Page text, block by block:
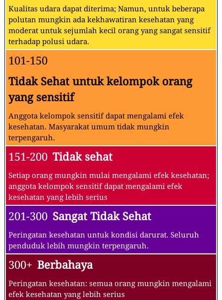
Kualitas udara dapat diterima; Namun, untuk beberapa
polutan mungkin ada kekhawatiran kesehatan yang
moderat untuk sejumlah kecil orang yang sangat sensitif
terhadap polusi udara.
101-150
Tidak Sehat untuk kelompok orang
yang sensitif
Anggota kelompok sensitif dapat mengalami efek
kesehatan. Masyarakat umum tidak mungkin
terpengaruh.
151-200 Tidak sehat
Setiap orang mungkin mulai mengalami efek kesehatan;
anggota kelompok sensitif dapat mengalami efek
kesehatan yang lebih serius
201-300 Sangat Tidak Sehat
Peringatan kesehatan untuk kondisi darurat. Seluruh
penduduk lebih mungkin terpengaruh.
300+ Berbahaya
Peringatan kesehatan: semua orang mungkin mengalami
efek kesehatan yang lebih serius